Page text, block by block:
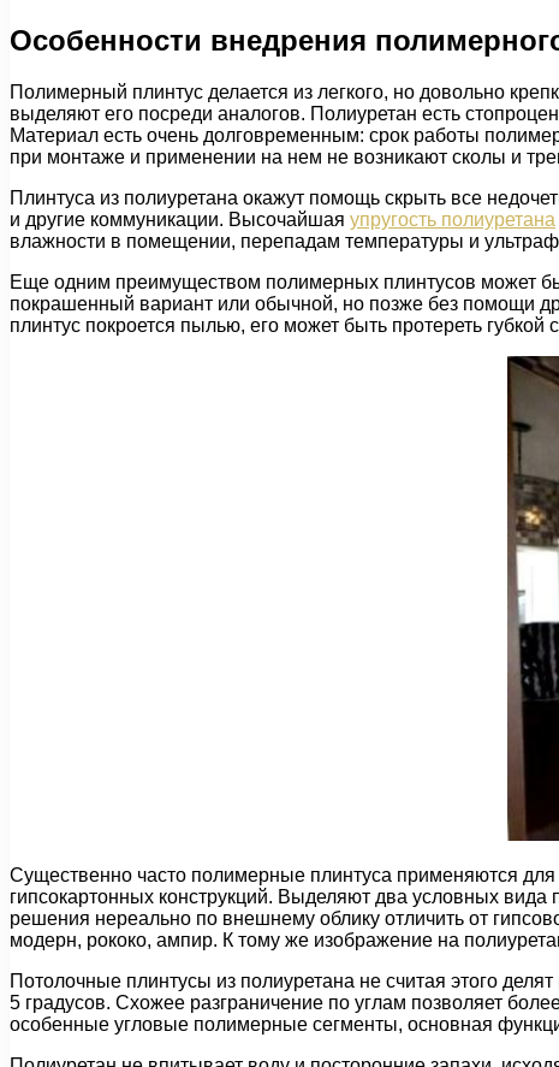
Особенности внедрения
Полимерный плинтус делается из легкого, но довольно
выделяют его посреди аналогов. Полиуретан есть
Материал есть очень долговременным: срок работы
при монтаже и применении на нем не возникают сколы и
Плинтуса из полиуретана окажут помощь скрыть все
и другие коммуникации. Высочайшая упругость полиуретана
влажности в помещении, перепадам температуры и
Еще одним преимуществом полимерных плинтусов может
покрашенный вариант или обычной, но позже без помощи
плинтус покроется пылью, его может быть протереть
Существенно часто полимерные плинтуса применяются для
гипсокартонных конструкций. Выделяют два условных вида
решения нереально по внешнему облику отличить от
модерн, рококо, ампир. К тому же изображение на
Потолочные плинтусы из полиуретана не считая этого
5 градусов. Схожее разграничение по углам позволяет
особенные угловые полимерные сегменты, основная